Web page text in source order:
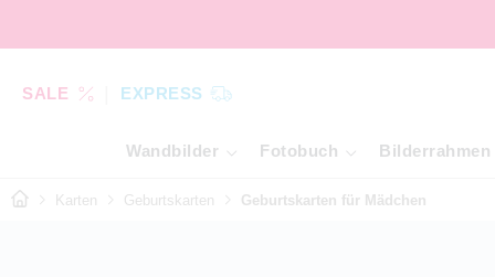
SALE EXPRESS
Wandbilder Fotobuch Bilderrahmen
Karten Geburtskarten Geburtskarten für Mädchen